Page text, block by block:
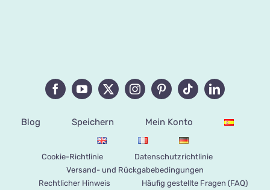
Blog Speichern Mein Konto
Cookie-Richtlinie
Datenschutzrichtlinie
Versand- und Rückgabebedingungen
Rechtlicher Hinweis
Häufig gestellte Fragen (FAQ)